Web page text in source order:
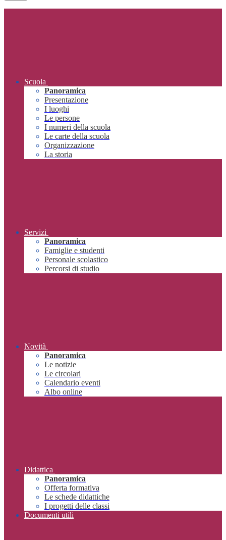
Scuola
Panoramica
Presentazione
I luoghi
Le persone
I numeri della scuola
Le carte della scuola
Organizzazione
La storia
Servizi
Panoramica
Famiglie e studenti
Personale scolastico
Percorsi di studio
Novità
Panoramica
Le notizie
Le circolari
Calendario eventi
Albo online
Didattica
Panoramica
Offerta formativa
Le schede didattiche
I progetti delle classi
Documenti utili